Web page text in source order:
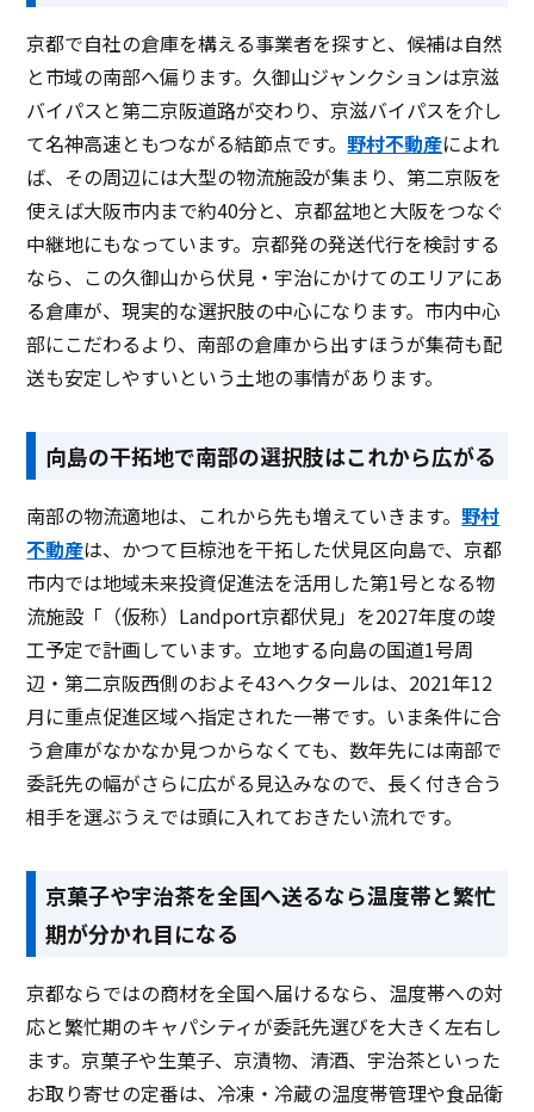
京都で自社の倉庫を構える事業者を探すと、候補は自然
と市域の南部へ偏ります。久御山ジャンクションは京滋
バイパスと第二京阪道路が交わり、京滋バイパスを介し
て名神高速ともつながる結節点です。野村不動産によれ
ば、その周辺には大型の物流施設が集まり、第二京阪を
使えば大阪市内まで約40分と、京都盆地と大阪をつなぐ
中継地にもなっています。京都発の発送代行を検討する
なら、この久御山から伏見・宇治にかけてのエリアにあ
る倉庫が、現実的な選択肢の中心になります。市内中心
部にこだわるより、南部の倉庫から出すほうが集荷も配
送も安定しやすいという土地の事情があります。
向島の干拓地で南部の選択肢はこれから広がる
南部の物流適地は、これから先も増えていきます。野村
不動産は、かつて巨椋池を干拓した伏見区向島で、京都
市内では地域未来投資促進法を活用した第1号となる物
流施設「（仮称）Landport京都伏見」を2027年度の竣
工予定で計画しています。立地する向島の国道1号周
辺・第二京阪西側のおよそ43ヘクタールは、2021年12
月に重点促進区域へ指定された一帯です。いま条件に合
う倉庫がなかなか見つからなくても、数年先には南部で
委託先の幅がさらに広がる見込みなので、長く付き合う
相手を選ぶうえでは頭に入れておきたい流れです。
京菓子や宇治茶を全国へ送るなら温度帯と繁忙
期が分かれ目になる
京都ならではの商材を全国へ届けるなら、温度帯への対
応と繁忙期のキャパシティが委託先選びを大きく左右し
ます。京菓子や生菓子、京漬物、清酒、宇治茶といった
お取り寄せの定番は、冷凍・冷蔵の温度帯管理や食品衛